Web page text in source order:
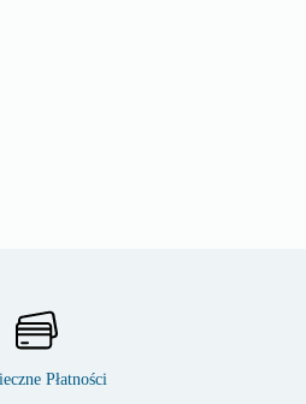
Płatności